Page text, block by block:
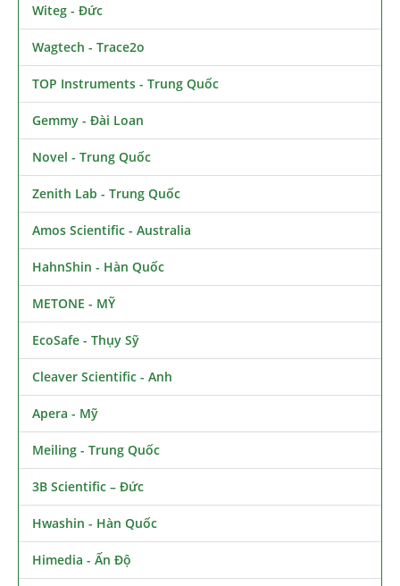
Witeg - Đức
Wagtech - Trace2o
TOP Instruments - Trung Quốc
Gemmy - Đài Loan
Novel - Trung Quốc
Zenith Lab - Trung Quốc
Amos Scientific - Australia
HahnShin - Hàn Quốc
METONE - MỸ
EcoSafe - Thụy Sỹ
Cleaver Scientific - Anh
Apera - Mỹ
Meiling - Trung Quốc
3B Scientific – Đức
Hwashin - Hàn Quốc
Himedia - Ấn Độ